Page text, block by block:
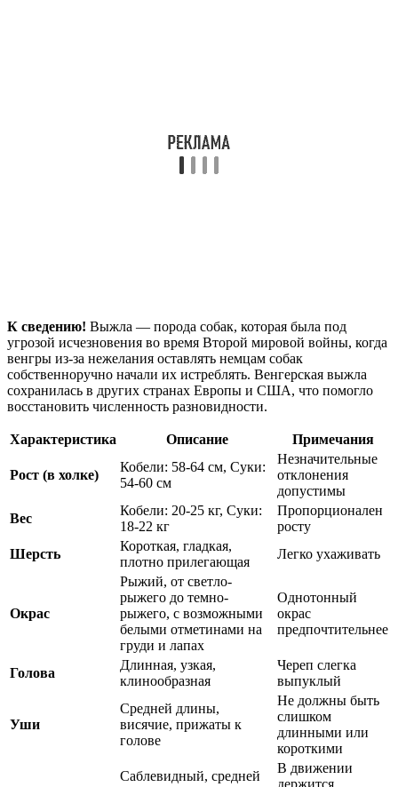
К сведению! Выжла — порода собак, которая была под
угрозой исчезновения во время Второй мировой войны, когда
венгры из-за нежелания оставлять немцам собак
собственноручно начали их истреблять. Венгерская выжла
сохранилась в других странах Европы и США, что помогло
восстановить численность разновидности.
Характеристика Описание Примечания
Рост (в холке)
Кобели: 58-64 см, Суки:
54-60 см
Незначительные
отклонения
допустимы
Вес
Кобели: 20-25 кг, Суки:
18-22 кг
Пропорционален
росту
Шерсть
Короткая, гладкая,
плотно прилегающая
Легко ухаживать
Окрас
Рыжий, от светло-
рыжего до темно-
рыжего, с возможными
белыми отметинами на
груди и лапах
Однотонный
окрас
предпочтительнее
Голова
Длинная, узкая,
клинообразная
Череп слегка
выпуклый
Уши
Средней длины,
висячие, прижаты к
голове
Не должны быть
слишком
длинными или
короткими
Саблевидный, средней
В движении
держится